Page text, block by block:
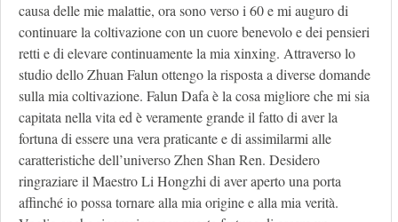
causa delle mie malattie, ora sono verso i 60 e mi auguro di
continuare la coltivazione con un cuore benevolo e dei pensieri
retti e di elevare continuamente la mia xinxing. Attraverso lo
studio dello Zhuan Falun ottengo la risposta a diverse domande
sulla mia coltivazione. Falun Dafa è la cosa migliore che mi sia
capitata nella vita ed è veramente grande il fatto di aver la
fortuna di essere una vera praticante e di assimilarmi alle
caratteristiche dell’universo Zhen Shan Ren. Desidero
ringraziare il Maestro Li Hongzhi di aver aperto una porta
affinché io possa tornare alla mia origine e alla mia verità.